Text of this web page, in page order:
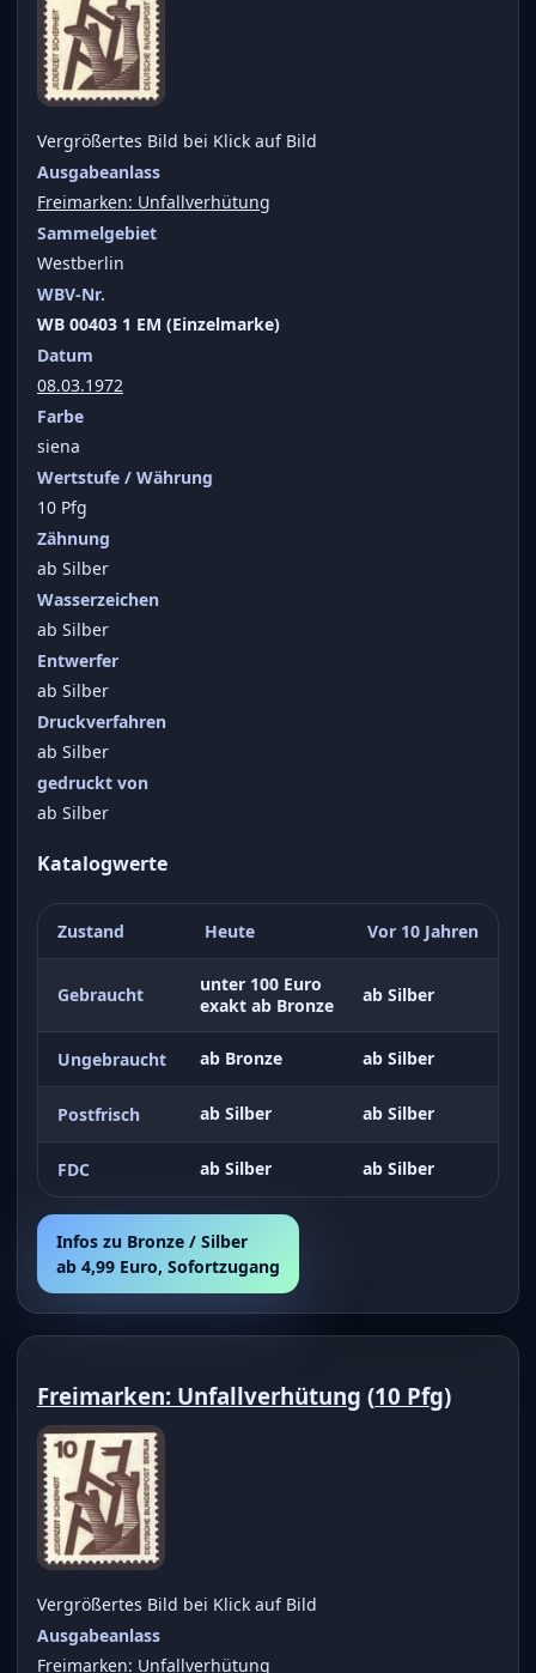
Vergrößertes Bild bei Klick auf Bild
Ausgabeanlass
Freimarken: Unfallverhütung
Sammelgebiet
Westberlin
WBV-Nr.
WB 00403 1 EM (Einzelmarke)
Datum
08.03.1972
Farbe
siena
Wertstufe / Währung
10 Pfg
Zähnung
ab Silber
Wasserzeichen
ab Silber
Entwerfer
ab Silber
Druckverfahren
ab Silber
gedruckt von
ab Silber
Katalogwerte
Zustand Heute Vor 10 Jahren
Gebraucht
unter 100 Euro
exakt ab Bronze
ab Silber
Ungebraucht ab Bronze ab Silber
Postfrisch ab Silber ab Silber
FDC ab Silber ab Silber
Infos zu Bronze / Silber
ab 4,99 Euro, Sofortzugang
Freimarken: Unfallverhütung (10 Pfg)
Vergrößertes Bild bei Klick auf Bild
Ausgabeanlass
Freimarken: Unfallverhütung